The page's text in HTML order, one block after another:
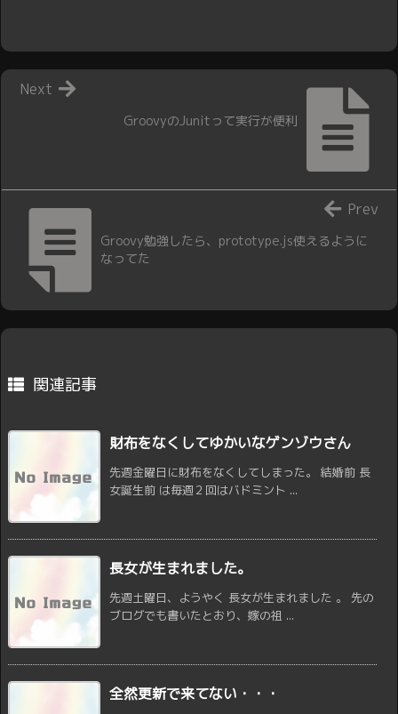
GroovyのJunitって実行が便利
Next
Groovy勉強したら、prototype.js使えるように
なってた
Prev
関連記事
財布をなくしてゆかいなゲンゾウさん
先週金曜日に財布をなくしてしまった。 結婚前 長
女誕生前 は毎週２回はバドミント ...
長女が生まれました。
先週土曜日、ようやく 長女が生まれました 。 先の
ブログでも書いたとおり、嫁の祖 ...
全然更新で来てない・・・